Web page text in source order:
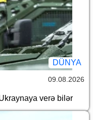
DÜNYA
09.08.2026
verə bilər